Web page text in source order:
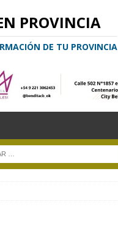
PROVINCIA
DE TU PROVINCIA